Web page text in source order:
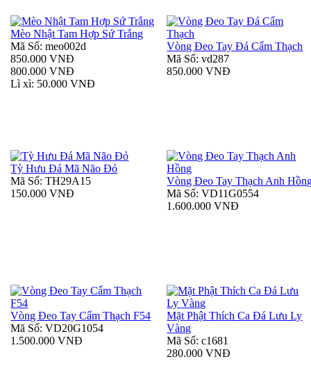
Mèo Nhật Tam Hợp Sứ Trắng
Mã Số: meo002d
850.000 VNĐ
800.000 VNĐ
Lì xì: 50.000 VNĐ
Vòng Đeo Tay Đá Cẩm Thạch
Mã Số: vd287
850.000 VNĐ
Tỳ Hưu Đá Mã Não Đỏ
Mã Số: TH29A15
150.000 VNĐ
Vòng Đeo Tay Thạch Anh
Mã Số: VD11G0554
1.600.000 VNĐ
Vòng Đeo Tay Cẩm Thạch F54
Mã Số: VD20G1054
1.500.000 VNĐ
Mặt Phật Thích Ca Đá Lưu Ly
Vàng
Mã Số: c1681
280.000 VNĐ